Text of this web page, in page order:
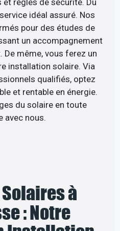
idéal assuré. Nos
pour des études de
un accompagnement
même, vous ferez un
installation solaire. Via
qualifiés, optez
et rentable en énergie.
du solaire en toute
avec nous.
à
: Notre